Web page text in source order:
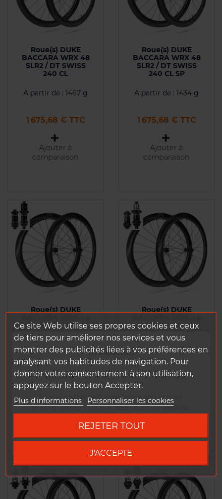
Welcome!
It looks like you're visiting from the United
States.
To ensure the best experience and correct
pricing, please visit our dedicated US website.
Go to DUKE US site
Roue(s) DUKE
BACCARA WRX 48
SLR2 / DT SWISS
240 CL
A partir de : 1467 g
Prix
1 675,68 € TTC
Ajouter à
comparaison
Roue(s) DUKE
BACCARA WRX 48
SLR2 / DT SWISS
240 CL SP
A partir de : 1434 g
Prix
1 675,68 € TTC
Ajouter à
comparaison
Roue(s) DUKE
SLR2 / DUKE
MADMAX3 CL SP
A partir de : 1402 g
Prix
1 564,68 € TTC
Ajouter à
Roue(s) DUKE
SLR2 / DUKE
MADMAX CL SP
A partir de : 1482 g
Prix
1 547,53 € TTC
Ajouter à
Ce site Web utilise ses propres cookies et ceux
de tiers pour améliorer nos services et vous
montrer des publicités liées à vos préférences en
analysant vos habitudes de navigation. Pour
donner votre consentement à son utilisation,
appuyez sur le bouton Accepter.
Plus d'informations Personnaliser les cookies
REJETER TOUT
J'ACCEPTE